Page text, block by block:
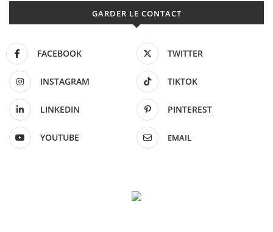
GARDER LE CONTACT
FACEBOOK TWITTER
INSTAGRAM TIKTOK
LINKEDIN PINTEREST
YOUTUBE EMAIL